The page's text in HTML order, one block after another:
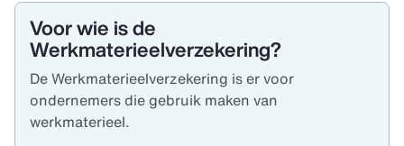
Voor wie is de
Werkmaterieelverzekering?
De Werkmaterieelverzekering is er voor
ondernemers die gebruik maken van
werkmaterieel.